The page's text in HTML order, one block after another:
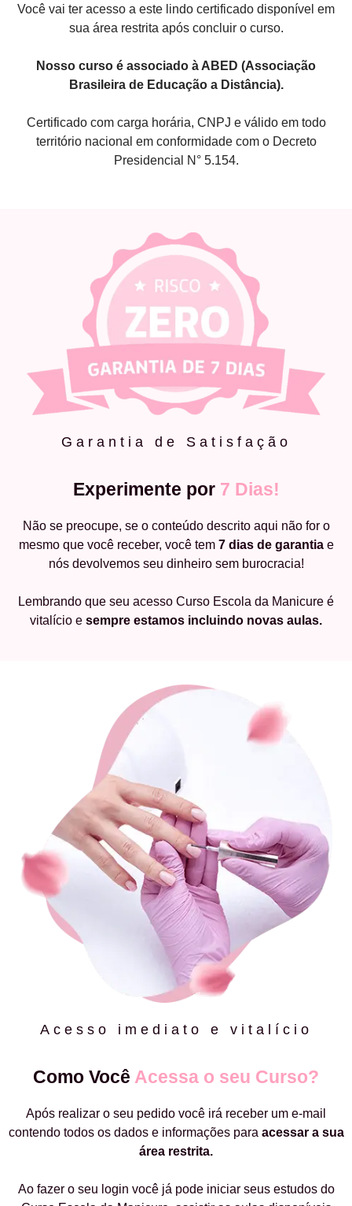
Você vai ter acesso a este lindo certificado disponível em
sua área restrita após concluir o curso.
Nosso curso é associado à ABED (Associação
Brasileira de Educação a Distância).
Certificado com carga horária, CNPJ e válido em todo
território nacional em conformidade com o Decreto
Presidencial N° 5.154.
Garantia de Satisfação
Experimente por 7 Dias!
Não se preocupe, se o conteúdo descrito aqui não for o
mesmo que você receber, você tem 7 dias de garantiae
nós devolvemos seu dinheiro sem burocracia!
Lembrando que seu acesso Curso Escola da Manicure é
vitalício e sempre estamos incluindo novas aulas.
Acesso imediato e vitalício
Como Você Acessa o seu Curso?
Após realizar o seu pedido você irá receber um e-mail
contendo todos os dados e informações para acessar a sua
área restrita.
Ao fazer o seu login você já pode iniciar seus estudos do